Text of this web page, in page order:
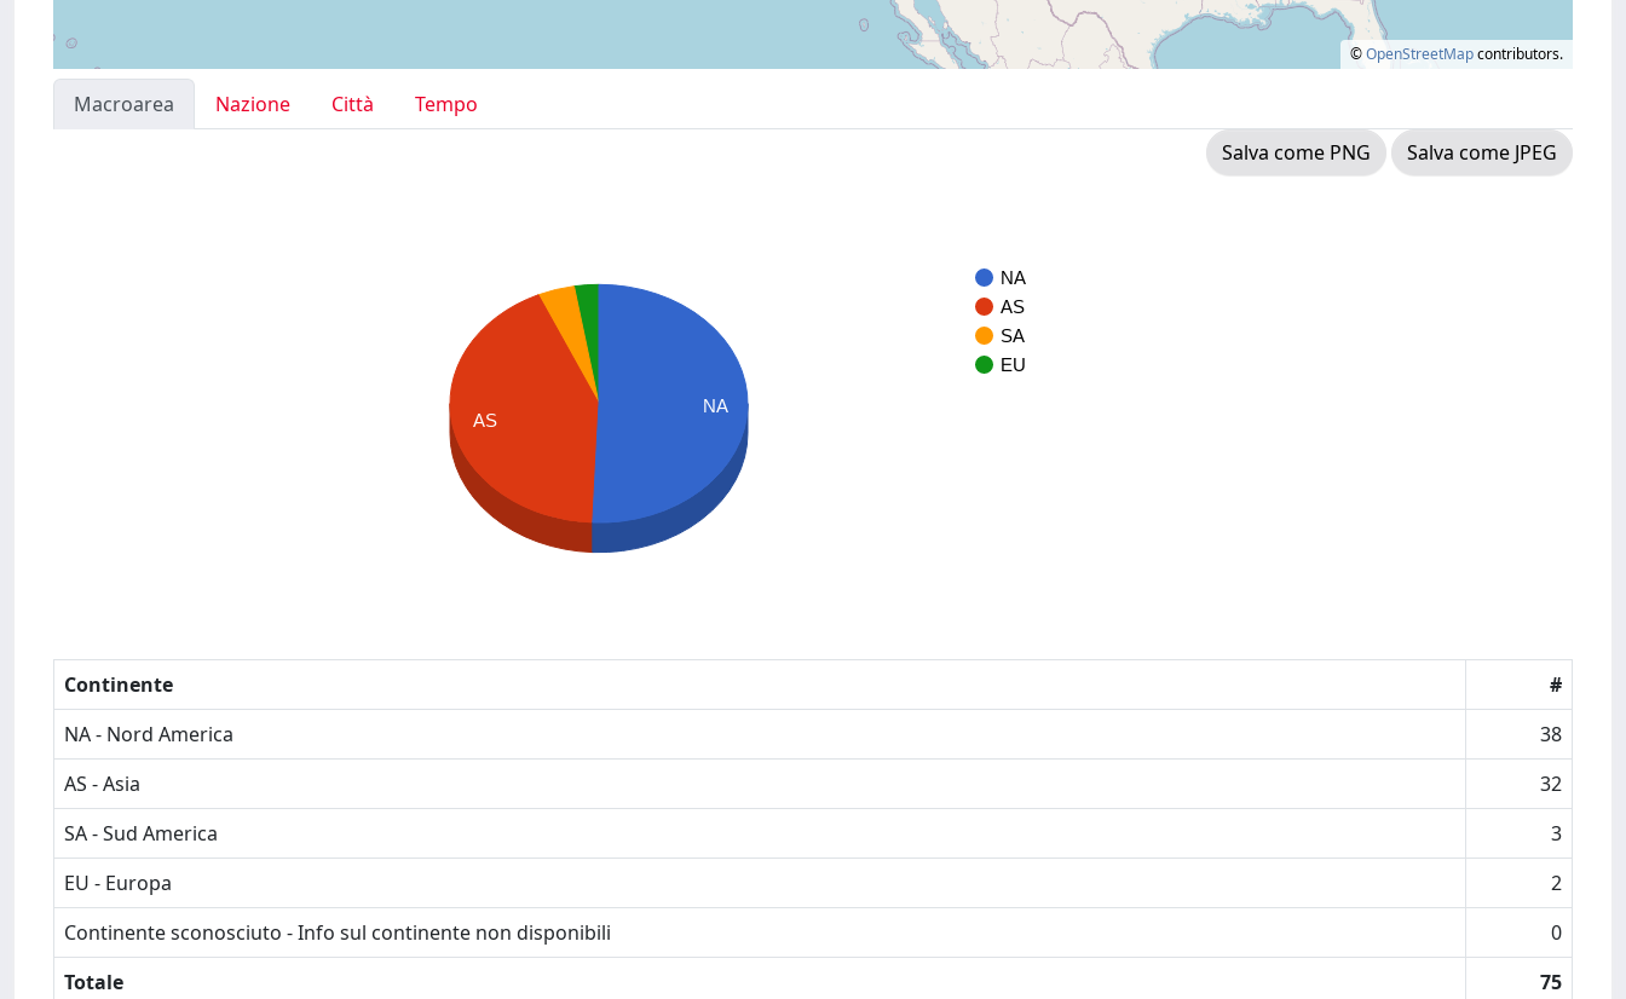
©OpenStreetMapcontributors.
Macroarea Nazione Città
Tempo
Salva come PNG
Salva come JPEG
NA
AS
SA
EU
AS
NA
Continente
#
NA - Nord America
38
AS - Asia
32
SA - Sud America
3
EU - Europa
2
Continente sconosciuto - Info sul continente non disponibili
0
Totale
75